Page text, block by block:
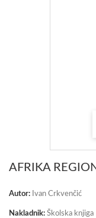
AFRIKA
Autor: Ivan Crkvenčić
Nakladnik: Školska knjiga